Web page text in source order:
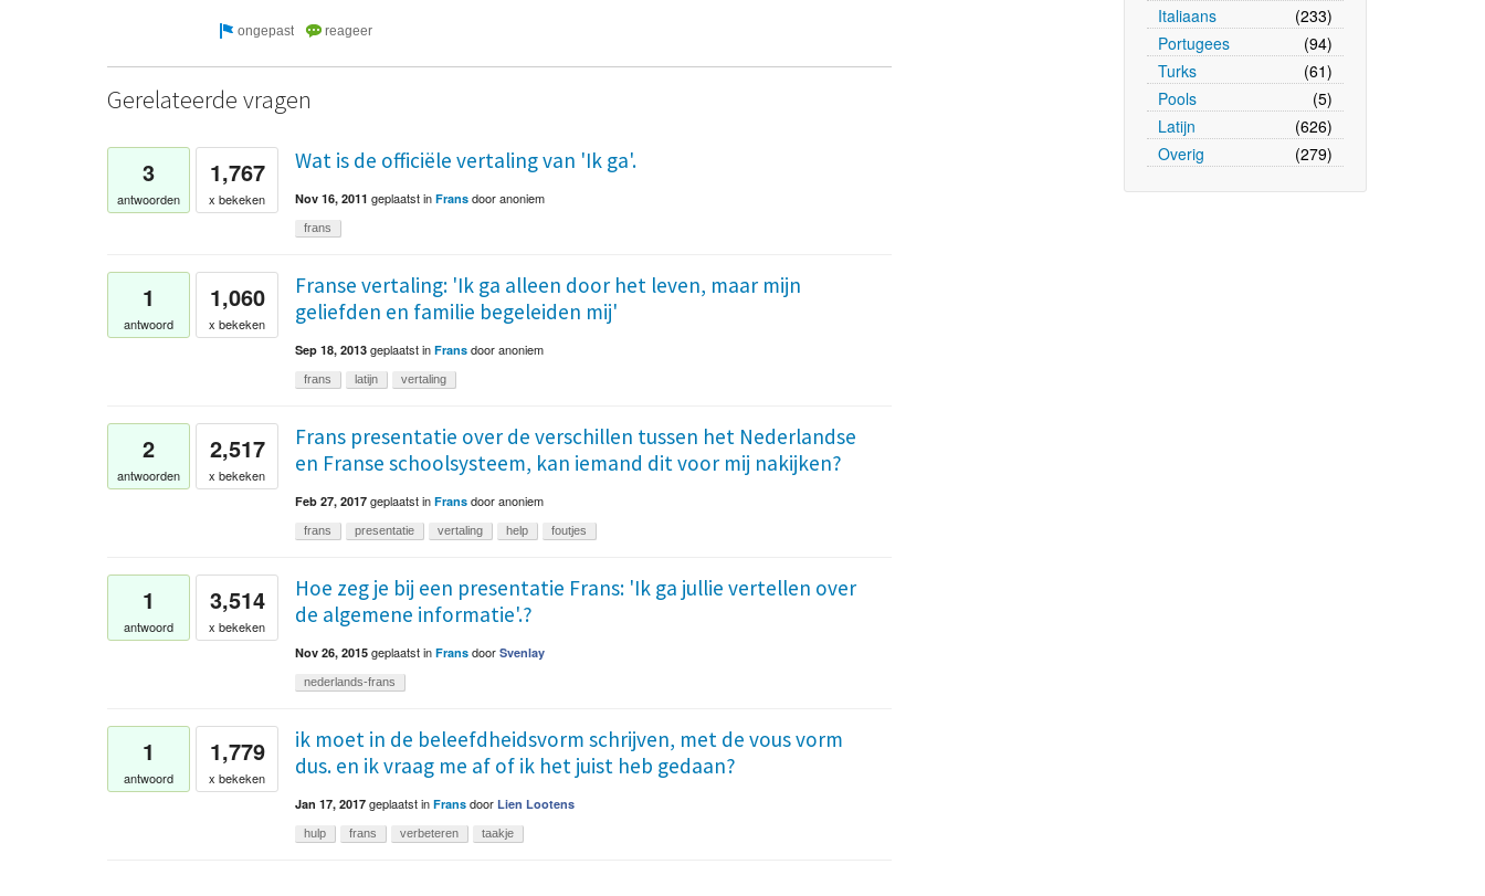
Italiaans
(233)
Portugees
(94)
Turks
(61)
Pools
(5)
Latijn
(626)
Overig
(279)
Gerelateerde vragen
3
antwoorden
1,767
x bekeken
Wat is de officiële vertaling van 'Ik ga'.
Nov 16, 2011 geplaatstin Frans dooranoniem
frans
1
antwoord
1,060
x bekeken
Franse vertaling: 'Ik ga alleen door het leven, maar mijn
geliefden en familie begeleiden mij'
Sep 18, 2013 geplaatstin Frans dooranoniem
frans latijn vertaling
2
antwoorden
2,517
x bekeken
Frans presentatie over de verschillen tussen het Nederlandse
en Franse schoolsysteem, kan iemand dit voor mij nakijken?
Feb 27, 2017 geplaatstin Frans dooranoniem
frans presentatie vertaling help foutjes
1
antwoord
3,514
x bekeken
Hoe zeg je bij een presentatie Frans: 'Ik ga jullie vertellen over
de algemene informatie'.?
Nov 26, 2015 geplaatstin Frans door Svenlay
nederlands-frans
1
antwoord
1,779
x bekeken
ik moet in de beleefdheidsvorm schrijven, met de vous vorm
dus. en ik vraag me af of ik het juist heb gedaan?
Jan 17, 2017 geplaatstin Frans door Lien Lootens
hulp frans verbeteren taakje